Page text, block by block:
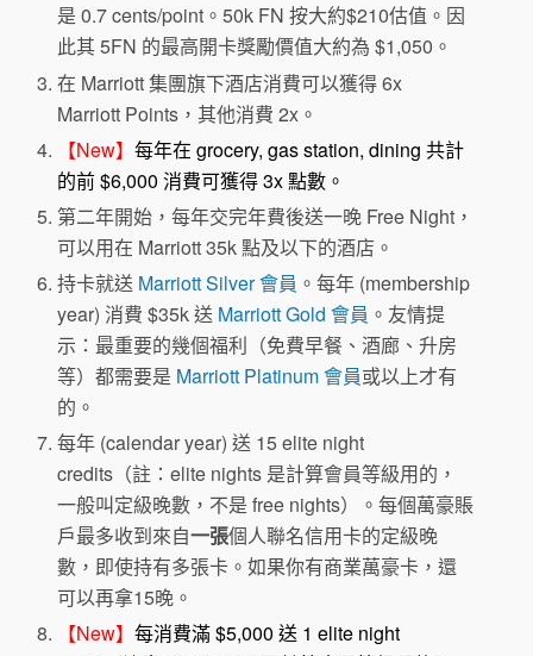
是 0.7 cents/point。50k FN 按大約$210估值。因
此其 5FN 的最高開卡獎勵價值大約為 $1,050。
在 Marriott 集團旗下酒店消費可以獲得 6x
Marriott Points，其他消費 2x。
【New】每年在 grocery, gas station, dining 共計
的前 $6,000 消費可獲得 3x 點數。
第二年開始，每年交完年費後送一晚 Free Night，
可以用在 Marriott 35k 點及以下的酒店。
持卡就送 Marriott Silver 會員 。每年 (membership
year) 消費 $35k 送 Marriott Gold 會員 。友情提
示：最重要的幾個福利（免費早餐、酒廊、升房
等）都需要是 Marriott Platinum 會員或以上才有
的。
每年 (calendar year) 送 15 elite night
credits（註：elite nights 是計算會員等級用的，
一般叫定級晚數，不是 free nights）。每個萬豪賬
戶最多收到來自一張個人聯名信用卡的定級晚
數，即使持有多張卡。如果你有商業萬豪卡，還
可以再拿15晚。
【New】每消費滿 $5,000 送 1 elite night